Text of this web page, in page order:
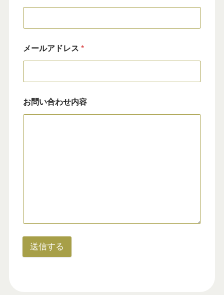
メールアドレス *
お問い合わせ内容
送信する